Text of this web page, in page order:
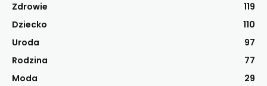
Zdrowie
119
Dziecko
110
Uroda
97
Rodzina
77
Moda
29